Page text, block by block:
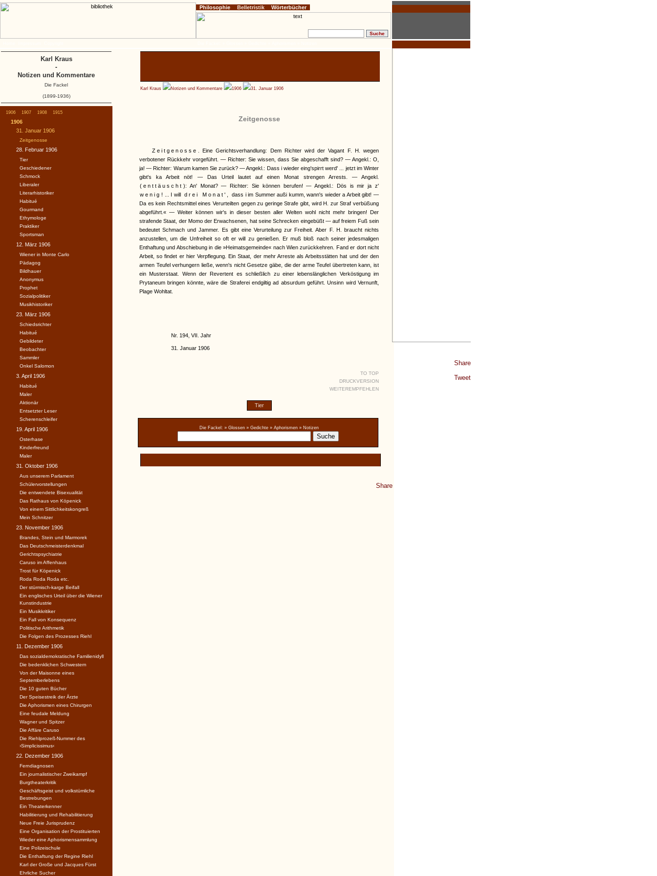
Share
Tweet
Karl Kraus Notizen und Kommentare 1906 31. Januar 1906
Zeitgenosse
Zeitgenosse
. Eine Gerichtsverhandlung: Dem Richter wird der Vagant F. H. wegen
verbotener Rückkehr vorgeführt. — Richter: Sie wissen, dass Sie abgeschafft sind? — Angekl.: O,
ja! — Richter: Warum kamen Sie zurück? — Angekl.: Dass i wieder eing'spirrt werd' ... jetzt im Winter
gibt's ka Arbeit nöt! — Das Urteil lautet auf einen Monat strengen Arrests. — Angekl.
(enttäuscht ): An' Monat? — Richter: Sie können berufen! — Angekl.: Dös is mir ja z'
wenig ! ... I will drei Monat',
dass i im Summer außi kumm, wann's wieder a Arbeit gibt! —
Da es kein Rechtsmittel eines Verurteilten gegen zu geringe Strafe gibt, wird H. zur Straf verbüßung
abgeführt.« — Weiter können wir's in dieser besten aller Welten wohl nicht mehr bringen! Der
strafende Staat, der Momo der Erwachsenen, hat seine Schrecken eingebüßt — auf freiem Fuß sein
bedeutet Schmach und Jammer. Es gibt eine Verurteilung zur Freiheit. Aber F. H. braucht nichts
anzustellen, um die Unfreiheit so oft er will zu genießen. Er muß bloß nach seiner jedesmaligen
Enthaftung und Abschiebung in die »Heimatsgemeinde« nach Wien zurückkehren. Fand er dort nicht
Arbeit, so findet er hier Verpflegung. Ein Staat, der mehr Arreste als Arbeitsstätten hat und der den
armen Teufel verhungern ließe, wenn's nicht Gesetze gäbe, die der arme Teufel übertreten kann, ist
ein Musterstaat. Wenn der Revertent es schließlich zu einer lebenslänglichen Verköstigung im
Prytaneum bringen könnte, wäre die Straferei endgiltig ad absurdum geführt. Unsinn wird Vernunft,
Plage Wohltat.
Nr. 194, VII. Jahr
31. Januar 1906
TO TOP
DRUCKVERSION
WEITEREMPFEHLEN
Tier
Die Fackel: » Glossen » Gedichte » Aphorismen » Notizen
Share
1906 1907 1908 1915
1906
31. Januar 1906
Zeitgenosse
28. Februar 1906
Tier
Geschiedener
Schmock
Liberaler
Literarhistoriker
Habitué
Gourmand
Ethymologe
Praktiker
Sportsman
12. März 1906
Wiener in Monte Carlo
Pädagog
Bildhauer
Anonymus
Prophet
Sozialpolitiker
Musikhistoriker
23. März 1906
Schiedsrichter
Habitué
Gebildeter
Beobachter
Sammler
Onkel Salomon
3. April 1906
Habitué
Maler
Aktionär
Entsetzter Leser
Scherenschleifer
19. April 1906
Osterhase
Kinderfreund
Maler
31. Oktober 1906
Aus unserem Parlament
Schülervorstellungen
Die entwendete Bisexualität
Das Rathaus von Köpenick
Von einem Sittlichkeitskongreß
Mein Schnitzer
23. November 1906
Brandes, Stein und Marmorek
Das Deutschmeisterdenkmal
Gerichtspsychiatrie
Caruso im Affenhaus
Trost für Köpenick
Roda Roda Roda etc.
Der stürmisch-karge Beifall
Ein englisches Urteil über die Wiener
Kunstindustrie
Ein Musikkritiker
Ein Fall von Konsequenz
Politische Arithmetik
Die Folgen des Prozesses Riehl
11. Dezember 1906
Das sozialdemokratische Familienidyll
Die bedenklichen Schwestern
Von der Maisonne eines
Septemberlebens
Die 10 guten Bücher
Der Speisestreik der Ärzte
Die Aphorismen eines Chirurgen
Eine feudale Meldung
Wagner und Spitzer
Die Affäre Caruso
Die Riehlprozeß-Nummer des
›Simplicissimus‹
22. Dezember 1906
Ferndiagnosen
Ein journalistischer Zweikampf
Burgtheaterkritik
Geschäftsgeist und volkstümliche
Bestrebungen
Ein Theaterkenner
Habilitierung und Rehabilitierung
Neue Freie Jurisprudenz
Eine Organisation der Prostituierten
Wieder eine Aphorismensammlung
Eine Polizeischule
Die Enthaftung der Regine Riehl
Karl der Große und Jacques Fürst
Ehrliche Sucher
Philosophie Belletristik Wörterbücher
Karl Kraus
-
Notizen und Kommentare
Die Fackel
(1899-1936)